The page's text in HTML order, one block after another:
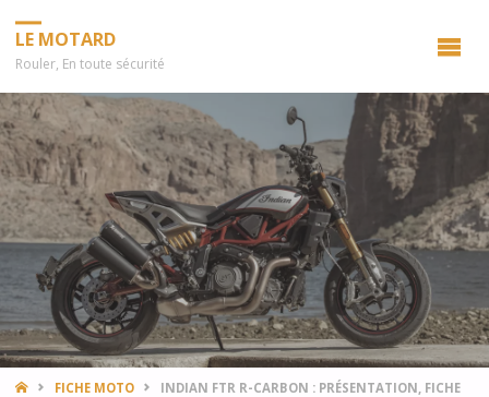
LE MOTARD
Rouler, En toute sécurité
HOMEFICHE MOTO
INDIAN FTR R-CARBON : PRÉSENTATION, FICHE